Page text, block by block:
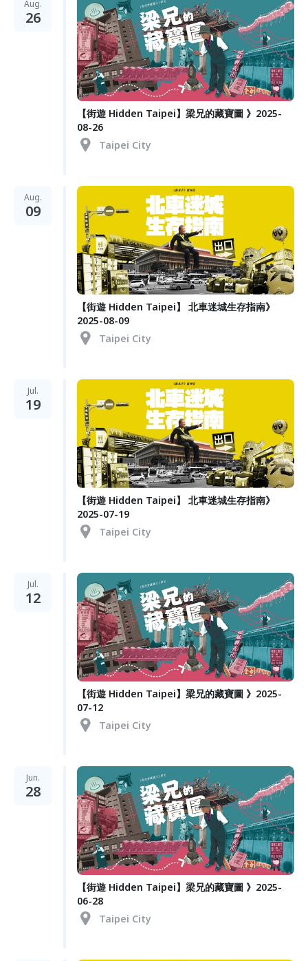
Aug.
26
【街遊 Hidden Taipei】梁兄的藏寶圖 》2025-
08-26
Taipei City
Aug.
09
【街遊 Hidden Taipei】 北車迷城生存指南》
2025-08-09
Taipei City
Jul.
19
【街遊 Hidden Taipei】 北車迷城生存指南》
2025-07-19
Taipei City
Jul.
12
【街遊 Hidden Taipei】梁兄的藏寶圖 》2025-
07-12
Taipei City
Jun.
28
【街遊 Hidden Taipei】梁兄的藏寶圖 》2025-
06-28
Taipei City